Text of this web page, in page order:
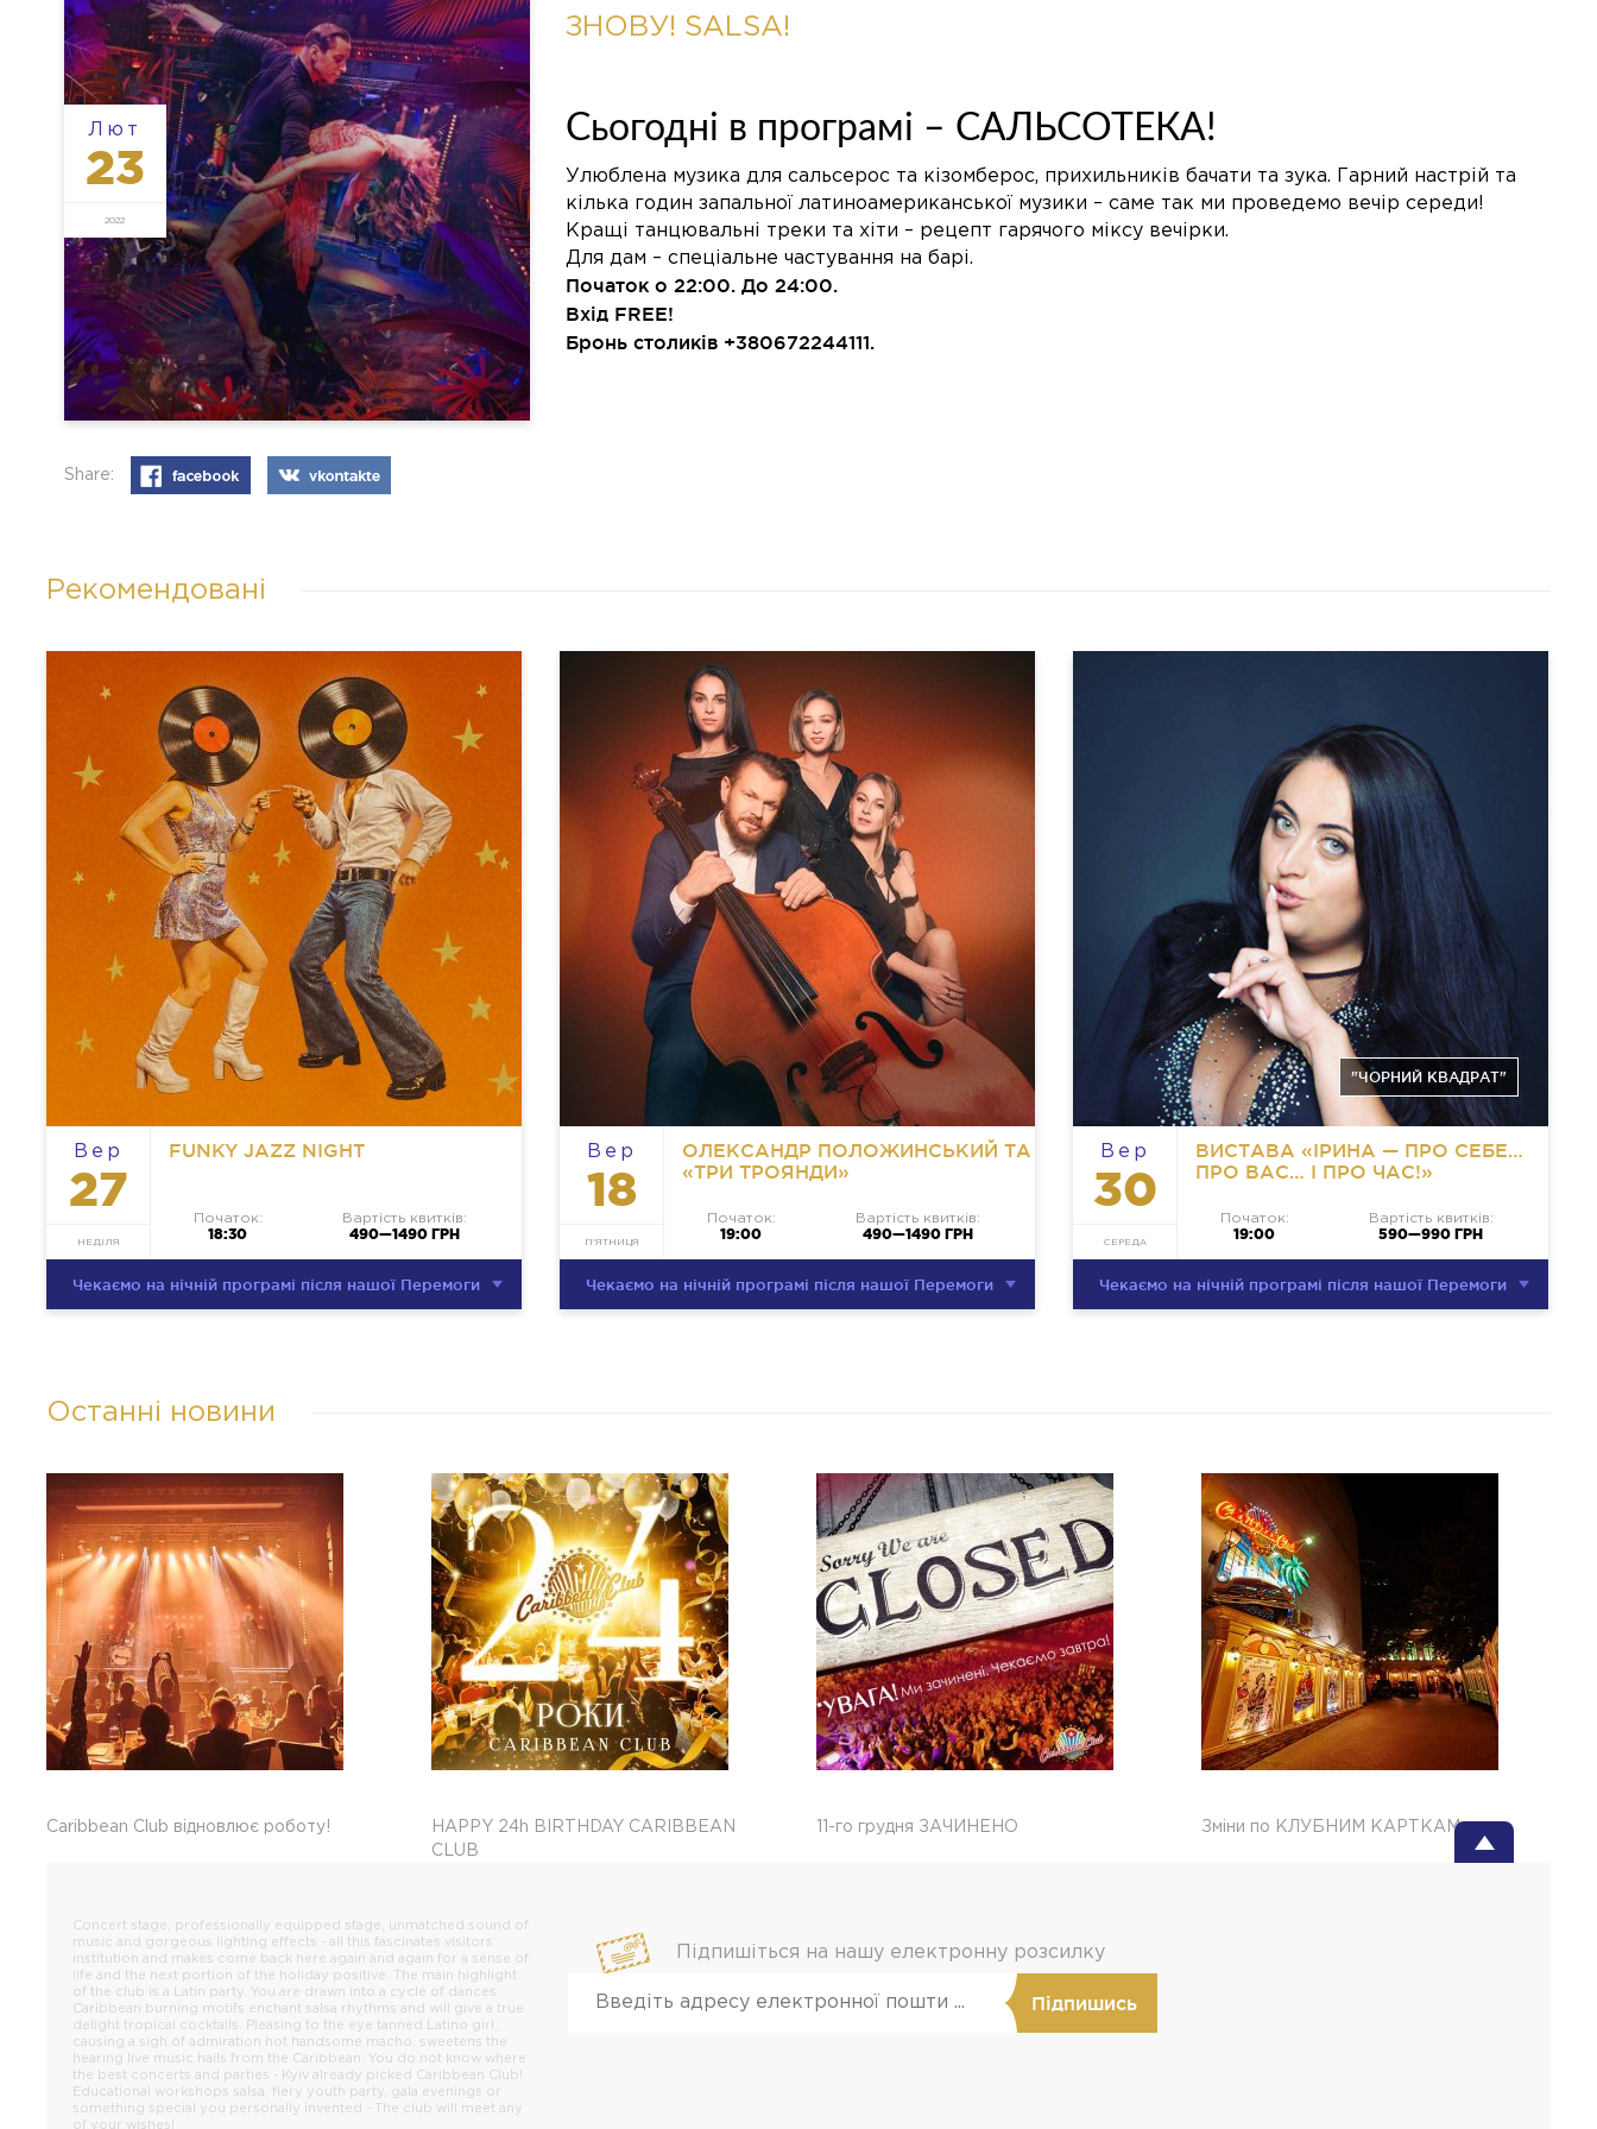
Лют
23
2022
Share:
ЗНОВУ! SALSA!
Сьогодні в програмі – САЛЬСОТЕКА!
Улюблена музика для сальсерос та кізомберос, прихильників бачати та зука. Гарний настрій та
кілька годин запальної латиноамериканської музики – саме так ми проведемо вечір середи!
Кращі танцювальні треки та хіти – рецепт гарячого міксу вечірки.
Для дам – спеціальне частування на барі.
Початок о 22:00. До 24:00.
Вхід FREE!
Бронь столиків +380672244111.
Рекомендовані
Вер
27
НЕДІЛЯ
FUNKY JAZZ NIGHT
Початок:
18:30
Вартість квитків:
490—1490 ГРН
Чекаємо на нічній програмі після нашої Перемоги
Вер
18
П’ЯТНИЦЯ
ОЛЕКСАНДР ПОЛОЖИНСЬКИЙ ТА
«ТРИ ТРОЯНДИ»
Початок:
19:00
Вартість квитків:
490—1490 ГРН
Чекаємо на нічній програмі після нашої Перемоги
"ЧОРНИЙ КВАДРАТ"
Вер
30
СЕРЕДА
ВИСТАВА «ІРИНА — ПРО СЕБЕ…
ПРО ВАС… І ПРО ЧАС!»
Початок:
19:00
Вартість квитків:
590—990 ГРН
Чекаємо на нічній програмі після нашої Перемоги
Останні новини
Caribbean Club відновлює роботу!
HAPPY 24h BIRTHDAY CARIBBEAN
CLUB
11-го грудня ЗАЧИНЕНО Зміни по КЛУБНИМ КАРТКАМ
Concert stage, professionally equipped stage, unmatched sound of
music and gorgeous lighting effects - all this fascinates visitors
institution and makes come back here again and again for a sense of
life and the next portion of the holiday positive. The main highlight
of the club is a Latin party. You are drawn into a cycle of dances
Caribbean burning motifs enchant salsa rhythms and will give a true
delight tropical cocktails. Pleasing to the eye tanned Latino girl,
causing a sigh of admiration hot handsome macho, sweetens the
hearing live music hails from the Caribbean. You do not know where
the best concerts and parties - Kyiv already picked Caribbean Club!
Educational workshops salsa, fiery youth party, gala evenings or
something special you personally invented - The club will meet any
of your wishes!
Підпишіться на нашу електронну розсилку